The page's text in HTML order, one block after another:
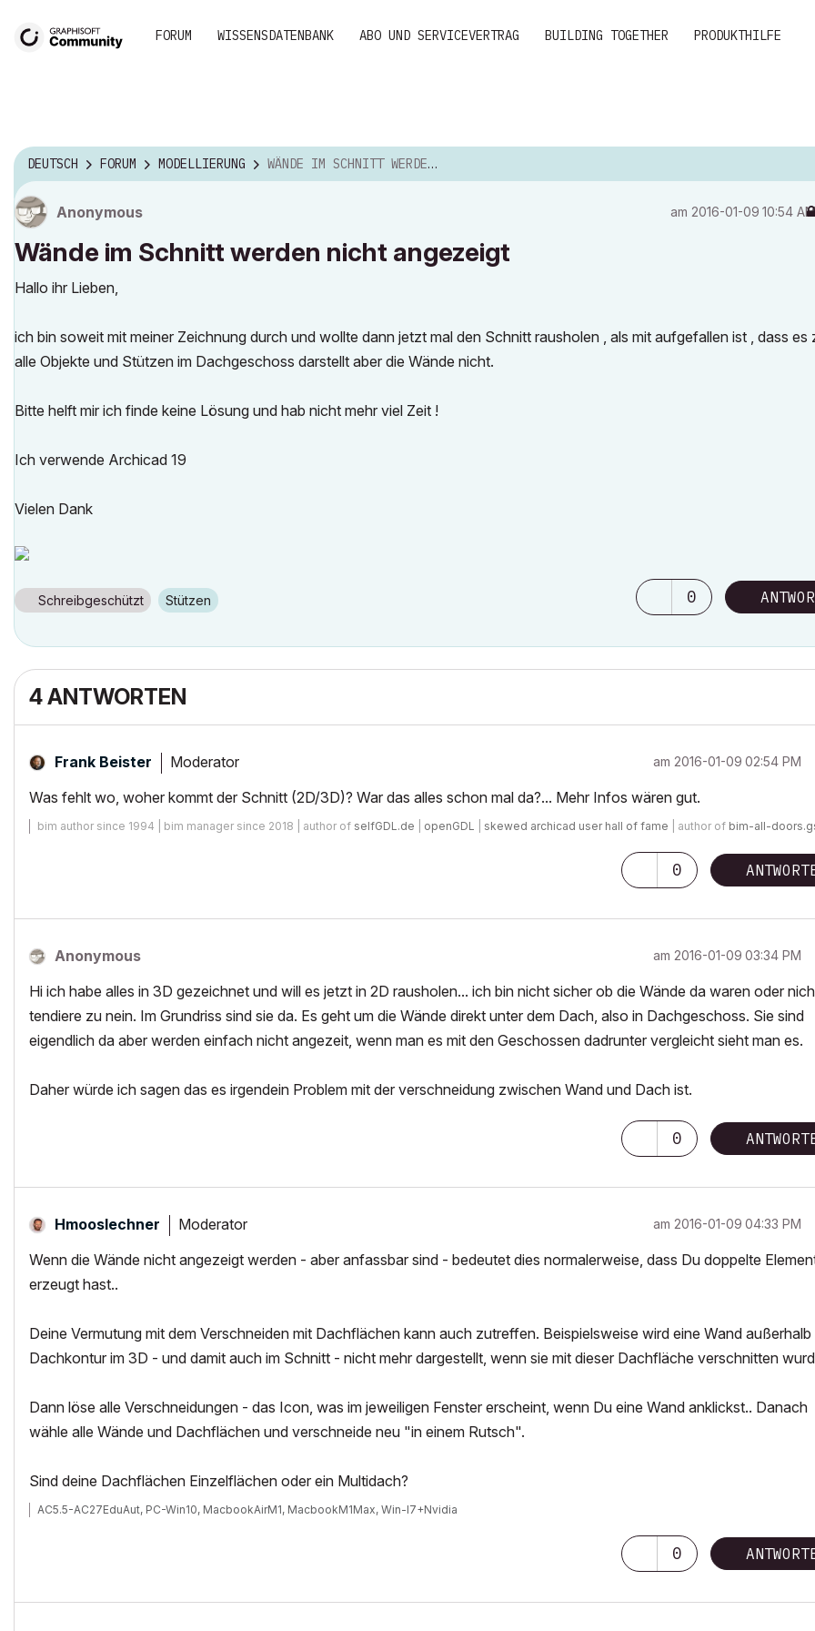
FORUM WISSENSDATENBANK ABO UND SERVICEVERTRAG BUILDING TOGETHER PRODUKTHILFE
DEUTSCH FORUM MODELLIERUNG WÄNDE IM SCHNITT WERDEN NICHT ANGEZEIGT
Anonymous am ‎2016-01-09 10:54 AM
Wände im Schnitt werden nicht angezeigt
Hallo ihr Lieben,
ich bin soweit mit meiner Zeichnung durch und wollte dann jetzt mal den Schnitt rausholen , als mit aufgefallen ist , dass es
alle Objekte und Stützen im Dachgeschoss darstellt aber die Wände nicht.
Bitte helft mir ich finde keine Lösung und hab nicht mehr viel Zeit !
Ich verwende Archicad 19
Vielen Dank
Schreibgeschützt Stützen 0
4 ANTWORTEN
Frank Beister Moderator am ‎2016-01-09 02:54 PM
Was fehlt wo, woher kommt der Schnitt (2D/3D)? War das alles schon mal da?... Mehr Infos wären gut.
bim author since 1994 | bim manager since 2018 | author of selfGDL.de openGDL skewed archicad user hall of fame | author of bim-all-
0
Anonymous am ‎2016-01-09 03:34 PM
Hi ich habe alles in 3D gezeichnet und will es jetzt in 2D rausholen... ich bin nicht sicher ob die Wände da waren oder
tendiere zu nein. Im Grundriss sind sie da. Es geht um die Wände direkt unter dem Dach, also in Dachgeschoss. Sie sind
eigendlich da aber werden einfach nicht angezeit, wenn man es mit den Geschossen dadrunter vergleicht sieht man es.
Daher würde ich sagen das es irgendein Problem mit der verschneidung zwischen Wand und Dach ist.
0
Hmooslechner Moderator am ‎2016-01-09 04:33 PM
Wenn die Wände nicht angezeigt werden - aber anfassbar sind - bedeutet dies normalerweise, dass Du doppelte
erzeugt hast..
Deine Vermutung mit dem Verschneiden mit Dachflächen kann auch zutreffen. Beispielsweise wird eine Wand außerhalb
Dachkontur im 3D - und damit auch im Schnitt - nicht mehr dargestellt, wenn sie mit dieser Dachfläche verschnitten
Dann löse alle Verschneidungen - das Icon, was im jeweiligen Fenster erscheint, wenn Du eine Wand anklickst.. Danach
wähle alle Wände und Dachflächen und verschneide neu "in einem Rutsch".
Sind deine Dachflächen Einzelflächen oder ein Multidach?
AC5.5-AC27EduAut, PC-Win10, MacbookAirM1, MacbookM1Max, Win-I7+Nvidia
0